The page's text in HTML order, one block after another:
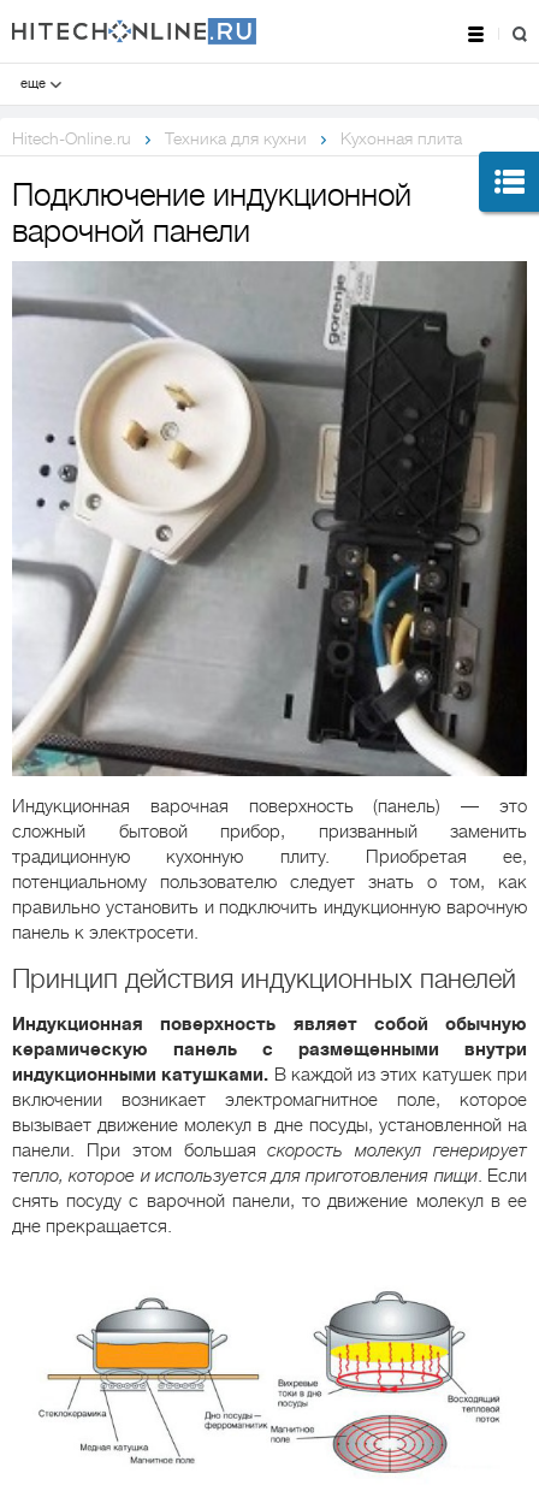
еще
Hitech-Online.ru Техника для кухни Кухонная плита
Подключение индукционной
варочной панели
Индукционная варочная поверхность (панель) — это
сложный бытовой прибор, призванный заменить
традиционную кухонную плиту. Приобретая ее,
потенциальному пользователю следует знать о том, как
правильно установить и подключить индукционную варочную
панель к электросети.
Принцип действия индукционных панелей
Индукционная поверхность являет собой обычную
керамическую панель с размещенными внутри
индукционными катушками. В каждой из этих катушек при
включении возникает электромагнитное поле, которое
вызывает движение молекул в дне посуды, установленной на
панели. При этом большаяскорость молекул генерирует
тепло, которое и используется для приготовления пищи. Если
снять посуду с варочной панели, то движение молекул в ее
дне прекращается.